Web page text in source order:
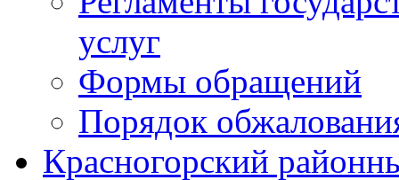
услуг
Формы обращений
Порядок
Красногорский